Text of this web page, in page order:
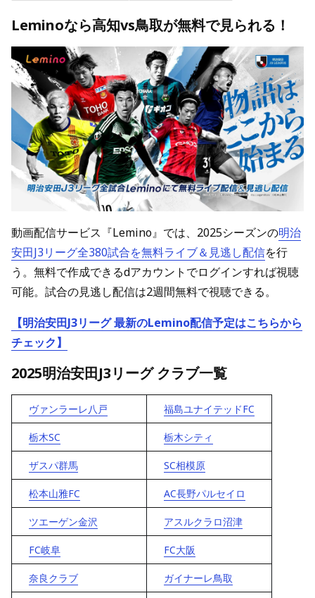
Leminoなら高知vs鳥取が無料で見られる！
動画配信サービス『Lemino』では、2025シーズンの明治
安田J3リーグ全380試合を無料ライブ＆見逃し配信を行
う。無料で作成できるdアカウントでログインすれば視聴
可能。試合の見逃し配信は2週間無料で視聴できる。
【明治安田J3リーグ 最新のLemino配信予定はこちらから
チェック】
2025明治安田J3リーグ クラブ一覧
ヴァンラーレ八戸 福島ユナイテッドFC
栃木SC 栃木シティ
ザスパ群馬 SC相模原
松本山雅FC AC長野パルセイロ
ツエーゲン金沢 アスルクラロ沼津
FC岐阜 FC大阪
奈良クラブ ガイナーレ鳥取